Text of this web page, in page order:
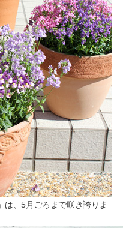
は、5月ごろまで咲き誇りま